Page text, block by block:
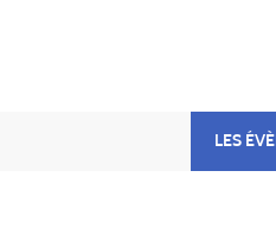
LES